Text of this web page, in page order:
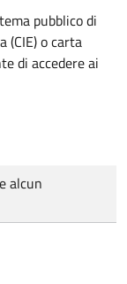
pubblico di
(CIE) o carta
di accedere ai
alcun